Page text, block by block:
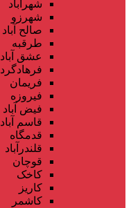
شهرآباد
شهرزو
صالح آباد
طرقبه
عشق آباد
فرهادگرد
فریمان
فیروزه
فیض آباد
قاسم آباد
قدمگاه
قلندرآباد
قوچان
کاخک
کاریز
کاشمر